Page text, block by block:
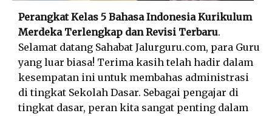
Perangkat Kelas 5 Bahasa Indonesia Kurikulum
Merdeka Terlengkap dan Revisi Terbaru.
Selamat datang Sahabat Jalurguru.com, para Guru
yang luar biasa! Terima kasih telah hadir dalam
kesempatan ini untuk membahas administrasi
di tingkat Sekolah Dasar. Sebagai pengajar di
tingkat dasar, peran kita sangat penting dalam